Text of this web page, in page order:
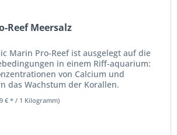
Reef Meersalz
Marin Pro-Reef ist ausgelegt auf die
in einem Riff-aquarium:
von Calcium und
das Wachstum der Korallen.
€ * / 1 Kilogramm)